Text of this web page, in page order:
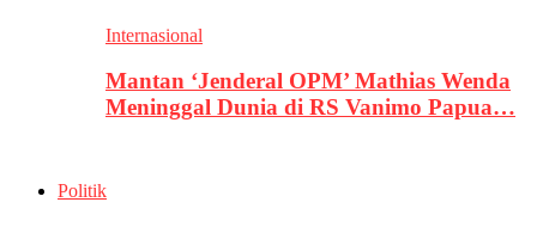
Internasional
Mantan ‘Jenderal OPM’ Mathias Wenda
Meninggal Dunia di RS Vanimo Papua…
Politik